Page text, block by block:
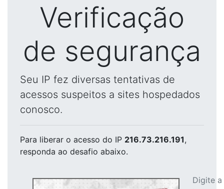
Verificação
de segurança
Seu IP fez diversas tentativas de
acessos suspeitos a sites hospedados
conosco.
Para liberar o acesso do IP 216.73.216.191,
responda ao desafio abaixo.
Digite